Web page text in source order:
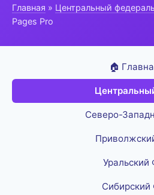
Главная » Центральный
Pages Pro
🏠
Северо-
Уральский